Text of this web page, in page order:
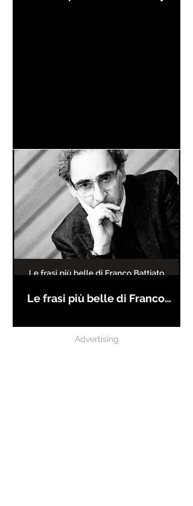
Le frasi più belle di Franco
Advertising